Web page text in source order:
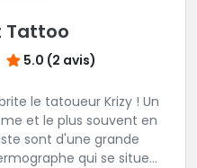
Tattoo
5.0 (2 avis)
le tatoueur Krizy ! Un
et le plus souvent en
sont d'une grande
qui se situe